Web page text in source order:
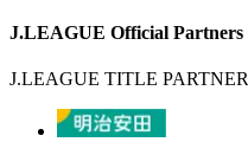
J.LEAGUE Official Partners
J.LEAGUE TITLE PARTNER